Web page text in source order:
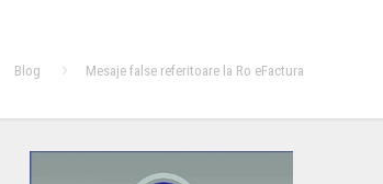
Blog Mesaje false referitoare la Ro eFactura